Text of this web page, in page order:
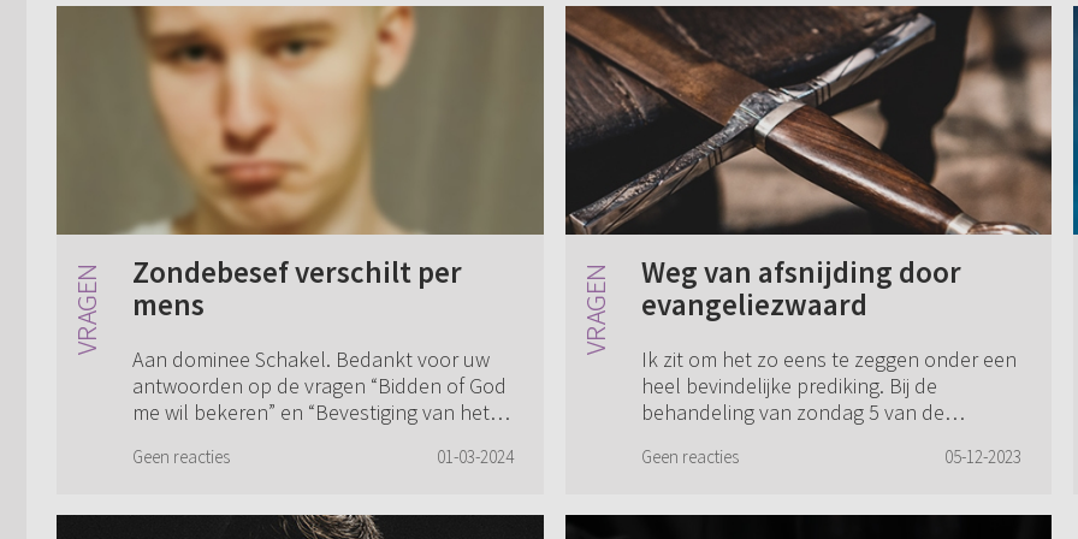
Zondebesef verschilt per
mens
Aan dominee Schakel. Bedankt voor uw
antwoorden op de vragen “Bidden of God
me wil bekeren” en “Bevestiging van het
eerste vraag en vraag me toch nog twee
Geen reacties 01-03-2024
Weg van afsnijding door
evangeliezwaard
Ik zit om het zo eens te zeggen onder een
heel bevindelijke prediking. Bij de
behandeling van zondag 5 van de
Catechismus bij vraag 12 is gekomen (bij
Geen reacties 05-12-2023